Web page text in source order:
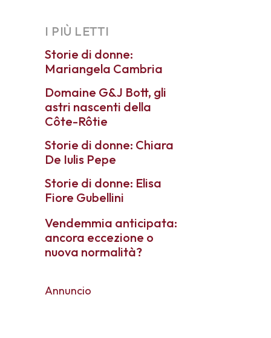
I PIÙ LETTI
Storie di donne:
Mariangela Cambria
Domaine G&J Bott, gli
astri nascenti della
Côte-Rôtie
Storie di donne: Chiara
De Iulis Pepe
Storie di donne: Elisa
Fiore Gubellini
Vendemmia anticipata:
ancora eccezione o
nuova normalità?
Annuncio